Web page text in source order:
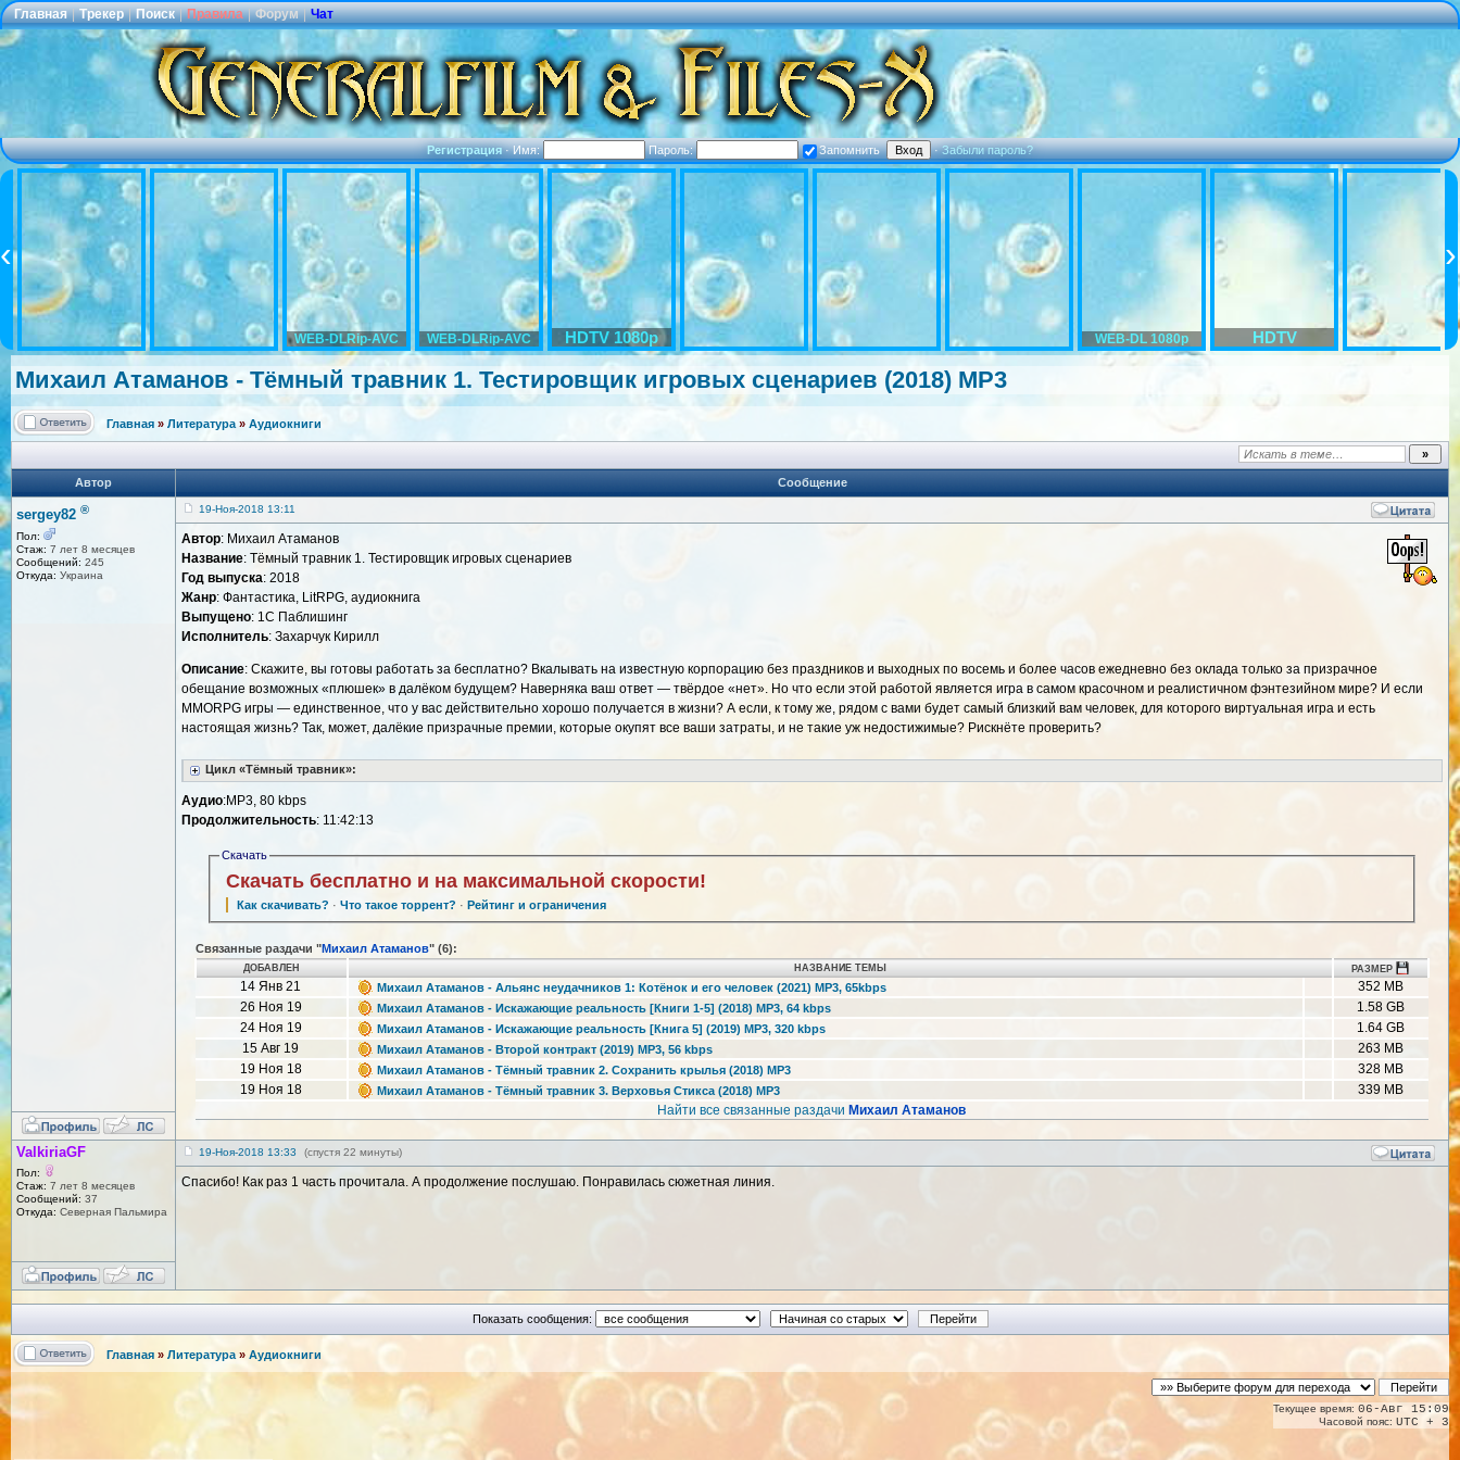
Главная | Трекер | Поиск | Правила | Форум | Чат
Регистрация·Имя: Пароль: Запомнить ·Забыли пароль?
WEB-DLRip-AVC WEB-DLRip-AVC HDTV 1080p WEB-DL 1080p HDTV
Михаил Атаманов - Тёмный травник 1. Тестировщик игровых сценариев (2018) MP3
Главная » Литература » Аудиокниги
Автор Сообщение
sergey82 ®
Пол:
Стаж: 7 лет 8 месяцев
Сообщений: 245
Откуда: Украина
19-Ноя-2018 13:11
Автор: Михаил Атаманов
Название: Тёмный травник 1. Тестировщик игровых сценариев
Год выпуска: 2018
Жанр: Фантастика, LitRPG, аудиокнига
Выпущено: 1С Паблишинг
Исполнитель: Захарчук Кирилл
Описание: Скажите, вы готовы работать за бесплатно? Вкалывать на известную корпорацию без праздников и выходных по восемь и более часов ежедневно без оклада только за призрачное
обещание возможных «плюшек» в далёком будущем? Наверняка ваш ответ — твёрдое «нет». Но что если этой работой является игра в самом красочном и реалистичном фэнтезийном мире? И если
MMORPG игры — единственное, что у вас действительно хорошо получается в жизни? А если, к тому же, рядом с вами будет самый близкий вам человек, для которого виртуальная игра и есть
настоящая жизнь? Так, может, далёкие призрачные премии, которые окупят все ваши затраты, и не такие уж недостижимые? Рискнёте проверить?
Цикл «Тёмный травник»:
Аудио:MP3, 80 kbps
Продолжительность: 11:42:13
Скачать
Скачать бесплатно и на максимальной скорости!
Как скачивать? ·Что такое торрент? · Рейтинг и ограничения
Связанные раздачи "Михаил Атаманов" (6):
ДОБАВЛЕН НАЗВАНИЕ ТЕМЫ РАЗМЕР
14 Янв 21 Михаил Атаманов - Альянс неудачников 1: Котёнок и его человек (2021) MP3, 65kbps
352 MB
26 Ноя 19
Михаил Атаманов - Искажающие реальность [Книги 1-5] (2018) MP3, 64 kbps
1.58 GB
24 Ноя 19
Михаил Атаманов - Искажающие реальность [Книга 5] (2019) MP3, 320 kbps
1.64 GB
15 Авг 19
Михаил Атаманов - Второй контракт (2019) MP3, 56 kbps
263 MB
19 Ноя 18
Михаил Атаманов - Тёмный травник 2. Сохранить крылья (2018) MP3
328 MB
19 Ноя 18
Михаил Атаманов - Тёмный травник 3. Верховья Стикса (2018) MP3
339 MB
Найти все связанные раздачи Михаил Атаманов
ValkiriaGF
Пол:
Стаж: 7 лет 8 месяцев
Сообщений: 37
Откуда: Северная Пальмира
19-Ноя-2018 13:33 (спустя 22 минуты)
Спасибо! Как раз 1 часть прочитала. А продолжение послушаю. Понравилась сюжетная линия.
Показать сообщения:
Главная » Литература » Аудиокниги
Текущее время: 06-Авг 15:09
Часовой пояс: UTC + 3